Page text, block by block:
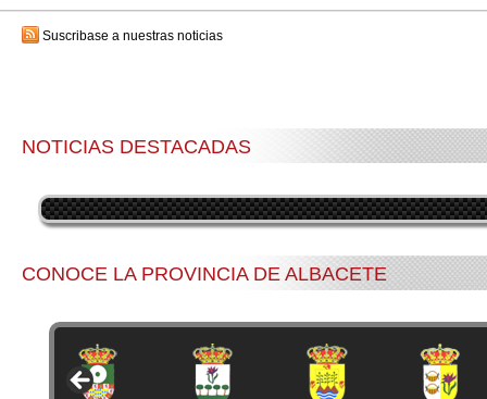
Suscribase a nuestras noticias
NOTICIAS DESTACADAS
CONOCE LA PROVINCIA DE ALBACETE